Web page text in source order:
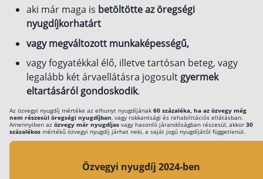
Befektetési alapok
Gyermek megtakarítás
Babakötvény kisokos 👶
Lakástakarék
Vállalkozói hitel
aki már maga is betöltötte az öregségi
nyugdíjkorhatárt
vagy megváltozott munkaképességű,
vagy fogyatékkal élő, illetve tartósan beteg, vagy
legalább két árvaellátásra jogosult gyermek
eltartásáról gondoskodik.
Az özvegyi nyugdíj mértéke az elhunyt nyugdíjának 60 százaléka, ha az özvegy még
nem részesül öregségi nyugdíjban, vagy rokkantsági és rehabilitációs ellátásban.
Amennyiben az özvegy már nyugdíjas vagy hasonló járandóságban részesül, akkor 30
százalékos mértékű özvegyi nyugdíj járhat neki, a saját jogú nyugdíjától függetlenül.
Özvegyi nyugdíj 2024-ben